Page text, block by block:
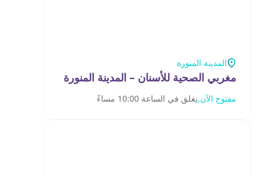
المدينة المنورة
مغربي الصحية للأسنان – المدينة المنورة
مفتوح الآن,يغلق في الساعة 10:00 مساءً